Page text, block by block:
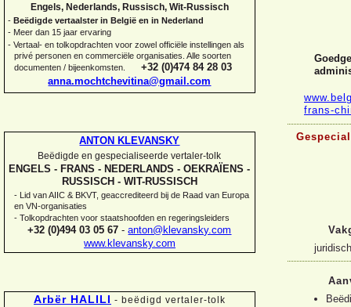
Engels, Nederlands, Russisch, Wit-Russisch
- Beëdigde vertaalster in België en in Nederland
- Meer dan 15 jaar ervaring
- Vertaal- en tolkopdrachten voor zowel officiële instellingen als
privé personen en commerciële organisaties. Alle soorten
documenten / bijeenkomsten.
+32 (0)474 84 28 03
anna.mochtchevitina@gmail.com
ANTON KLEVANSKY
Beëdigde en gespecialiseerde vertaler-tolk
ENGELS - FRANS - NEDERLANDS - OEKRAÏENS -
RUSSISCH - WIT-RUSSISCH
- Lid van AIIC & BKVT, geaccrediteerd bij de Raad van Europa
en VN-organisaties
- Tolkopdrachten voor staatshoofden en regeringsleiders
+32 (0)494 03 05 67 - anton@klevansky.com
www.klevansky.com
Arbër HALILI - beëdigd vertaler-tolk
frans-